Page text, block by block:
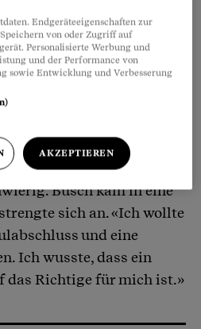
und einen Job
aber immerhin.
als selbstverständlich:
kam er mit
Eltern hatten sich vor
die finanziellen
Busch kam in eine
sich an. «Ich wollte
und eine
Ich wusste, dass ein
das Richtige für mich ist.»
Endgeräteeigenschaften zur
von oder Zugriff auf
Personalisierte Werbung und
und der Performance von
sowie Entwicklung und Verbesserung
AKZEPTIEREN